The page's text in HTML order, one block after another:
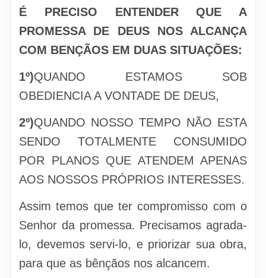
É PRECISO ENTENDER QUE A
PROMESSA DE DEUS NOS ALCANÇA
COM BENÇÃOS EM DUAS SITUAÇÕES:
1º)QUANDO ESTAMOS SOB
OBEDIENCIA A VONTADE DE DEUS,
2º)QUANDO NOSSO TEMPO NÃO ESTA
SENDO TOTALMENTE CONSUMIDO
POR PLANOS QUE ATENDEM APENAS
AOS NOSSOS PRÓPRIOS INTERESSES.
Assim temos que ter compromisso com o
Senhor da promessa. Precisamos agrada-
lo, devemos servi-lo, e priorizar sua obra,
para que as bênçãos nos alcancem.